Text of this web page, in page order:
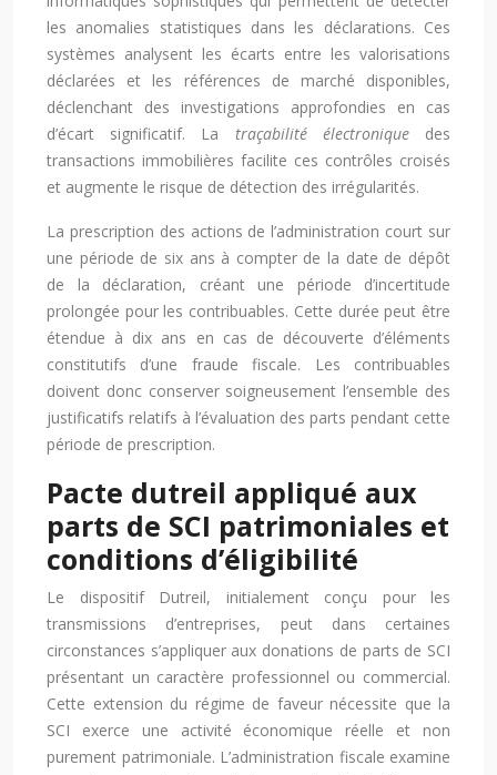
les anomalies statistiques dans les déclarations. Ces
systèmes analysent les écarts entre les valorisations
déclarées et les références de marché disponibles,
déclenchant des investigations approfondies en cas
d’écart significatif. La traçabilité électroniquedes
transactions immobilières facilite ces contrôles croisés
et augmente le risque de détection des irrégularités.
La prescription des actions de l’administration court sur
une période de six ans à compter de la date de dépôt
de la déclaration, créant une période d’incertitude
prolongée pour les contribuables. Cette durée peut être
étendue à dix ans en cas de découverte d’éléments
constitutifs d’une fraude fiscale. Les contribuables
doivent donc conserver soigneusement l’ensemble des
justificatifs relatifs à l’évaluation des parts pendant cette
période de prescription.
Pacte dutreil appliqué aux
parts de SCI patrimoniales et
conditions d’éligibilité
Le dispositif Dutreil, initialement conçu pour les
transmissions d’entreprises, peut dans certaines
circonstances s’appliquer aux donations de parts de SCI
présentant un caractère professionnel ou commercial.
Cette extension du régime de faveur nécessite que la
SCI exerce une activité économique réelle et non
purement patrimoniale. L’administration fiscale examine